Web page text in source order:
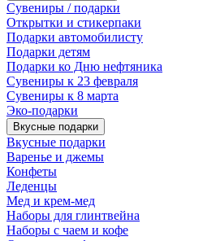
Сувениры / подарки
Открытки и стикерпаки
Подарки автомобилисту
Подарки детям
Подарки ко Дню нефтяника
Сувениры к 23 февраля
Сувениры к 8 марта
Эко-подарки
Вкусные подарки
Вкусные подарки
Варенье и джемы
Конфеты
Леденцы
Мед и крем-мед
Наборы для глинтвейна
Наборы с чаем и кофе